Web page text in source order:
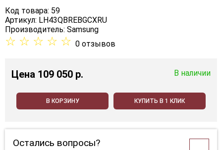
Код товара: 59
Артикул: LH43QBREBGCXRU
Производитель: Samsung
☆ ☆ ☆ ☆ ☆ 0 отзывов
Цена 109 050 p. В наличии
В КОРЗИНУ КУПИТЬ В 1 КЛИК
Остались вопросы?